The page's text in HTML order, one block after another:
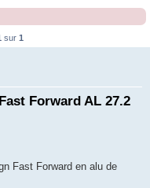
sur 1
Forward AL 27.2
Fast Forward en alu de